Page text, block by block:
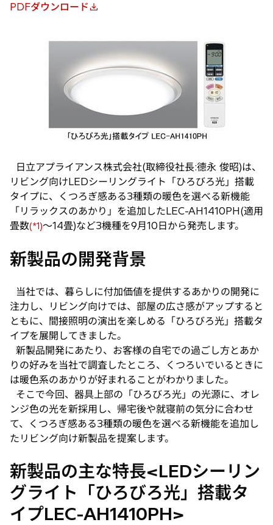
PDFダウンロード
新
日立アプライアンス株式会社(取締役社長:德永 俊昭)は、
リビング向けLEDシーリングライト「ひろびろ光」搭載
タイプに、くつろぎ感ある3種類の暖色を選べる新機能
「リラックスのあかり」を追加したLEC-AH1410PH(適用
畳数(*1)〜14畳)など3機種を9月10日から発売します。
新製品の開発背景
当社では、暮らしに付加価値を提供するあかりの開発に
注力し、リビング向けでは、部屋の広さ感がアップすると
ともに、間接照明の演出を楽しめる「ひろびろ光」搭載タ
イプを展開してきました。
新製品開発にあたり、お客様の自宅での過ごし方とあか
りの好みを当社で調査したところ、くつろいでいるときに
は暖色系のあかりが好まれることがわかりました。
そこで今回、器具上部の「ひろびろ光」の光源に、オレ
ンジ色の光を新採用し、帰宅後や就寝前の気分に合わせ
て、くつろぎ感ある3種類の暖色を選べる新機能を追加し
たリビング向け新製品を提案します。
新製品の主な特長<LEDシーリン
グライト「ひろびろ光」搭載タ
イプLEC-AH1410PH>